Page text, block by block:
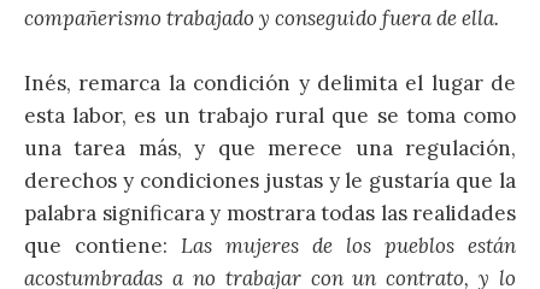
compañerismo trabajado y conseguido fuera de ella.
Inés, remarca la condición y delimita el lugar de
esta labor, es un trabajo rural que se toma como
una tarea más, y que merece una regulación,
derechos y condiciones justas y le gustaría que la
palabra significara y mostrara todas las realidades
que contiene: Las mujeres de los pueblos están
acostumbradas a no trabajar con un contrato, y lo